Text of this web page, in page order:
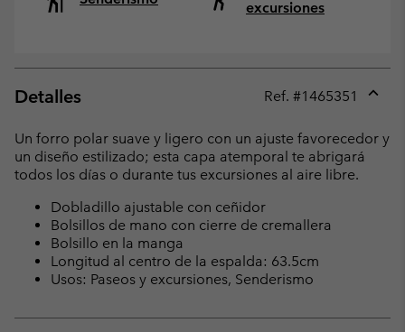
excursiones
Detalles Ref. #1465351
Un forro polar suave y ligero con un ajuste favorecedor y
un diseño estilizado; esta capa atemporal te abrigará
todos los días o durante tus excursiones al aire libre.
Dobladillo ajustable con ceñidor
Bolsillos de mano con cierre de cremallera
Bolsillo en la manga
Longitud al centro de la espalda: 63.5cm
Usos: Paseos y excursiones, Senderismo